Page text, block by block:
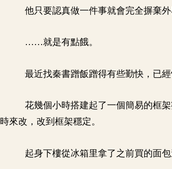
他只要認真做一件事就會完全摒棄
……就是有點餓。
最近找秦書蹭飯蹭得有些勤快，已
花幾個小時搭建起了一個簡易的框
時來改，改到框架穩定。
起身下樓從冰箱里拿了之前買的面